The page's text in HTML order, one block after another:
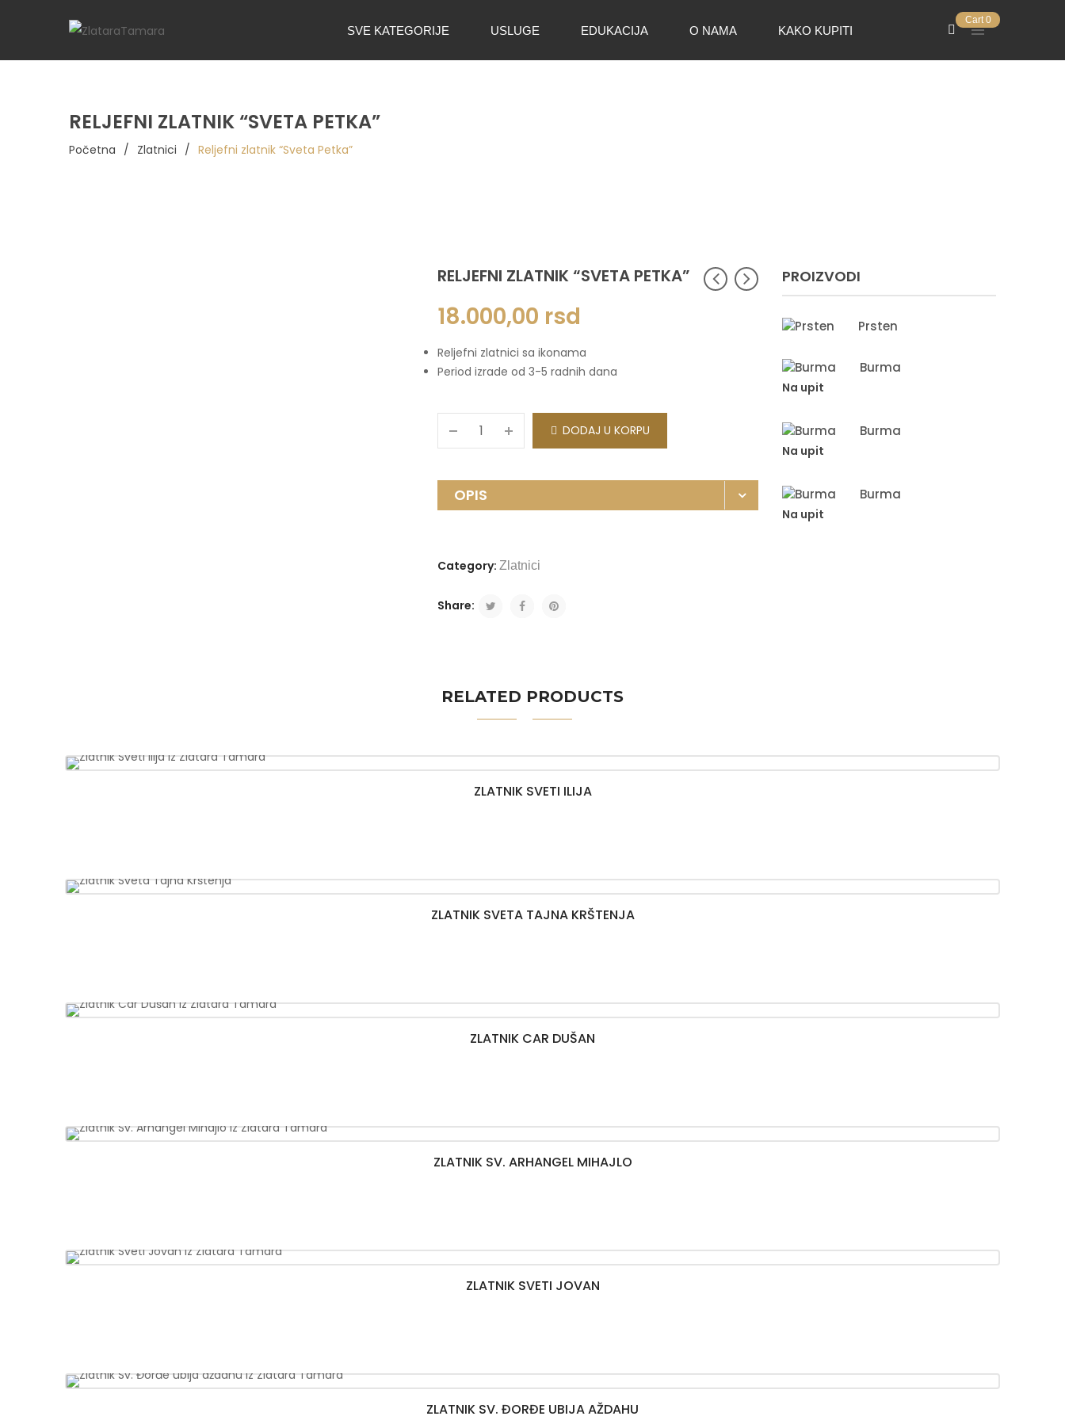
SVE KATEGORIJE USLUGE EDUKACIJA O NAMA KAKO KUPITI
Cart 0
RELJEFNI ZLATNIK “SVETA PETKA”
Početna / Zlatnici / Reljefni zlatnik “Sveta Petka”
RELJEFNI ZLATNIK “SVETA PETKA”
18.000,00 rsd
Reljefni zlatnici sa ikonama
Period izrade od 3-5 radnih dana
DODAJ U KORPU
OPIS
Category: Zlatnici
Share:
PROIZVODI
Prsten
Burma
Na upit
Burma
Na upit
Burma
Na upit
RELATED PRODUCTS
ZLATNIK SVETI ILIJA
ZLATNIK SVETA TAJNA KRŠTENJA
ZLATNIK CAR DUŠAN
ZLATNIK SV. ARHANGEL MIHAJLO
ZLATNIK SVETI JOVAN
ZLATNIK SV. ĐORĐE UBIJA AŽDAHU